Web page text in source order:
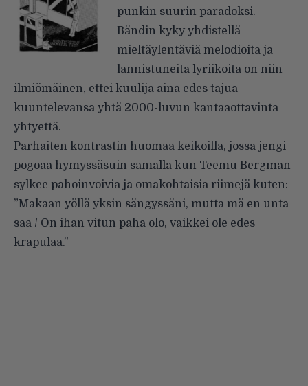
punkin suurin paradoksi.
Bändin kyky yhdistellä
mieltäylentäviä melodioita ja
lannistuneita lyriikoita on niin
ilmiömäinen, ettei kuulija aina edes tajua
kuuntelevansa yhtä 2000-luvun kantaaottavinta
yhtyettä.
Parhaiten kontrastin huomaa keikoilla, jossa jengi
pogoaa hymyssäsuin samalla kun Teemu Bergman
sylkee pahoinvoivia ja omakohtaisia riimejä kuten:
”Makaan yöllä yksin sängyssäni, mutta mä en unta
saa / On ihan vitun paha olo, vaikkei ole edes
krapulaa.”